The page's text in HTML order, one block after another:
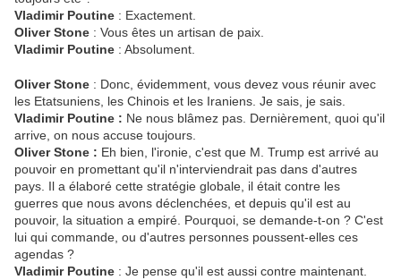
Vladimir Poutine : Exactement.
Oliver Stone : Vous êtes un artisan de paix.
Vladimir Poutine : Absolument.
Oliver Stone : Donc, évidemment, vous devez vous réunir avec
les Etatsuniens, les Chinois et les Iraniens. Je sais, je sais.
Vladimir Poutine : Ne nous blâmez pas. Dernièrement, quoi qu'il
arrive, on nous accuse toujours.
Oliver Stone : Eh bien, l'ironie, c'est que M. Trump est arrivé au
pouvoir en promettant qu'il n'interviendrait pas dans d'autres
pays. Il a élaboré cette stratégie globale, il était contre les
guerres que nous avons déclenchées, et depuis qu'il est au
pouvoir, la situation a empiré. Pourquoi, se demande-t-on ? C'est
lui qui commande, ou d'autres personnes poussent-elles ces
agendas ?
Vladimir Poutine : Je pense qu'il est aussi contre maintenant.